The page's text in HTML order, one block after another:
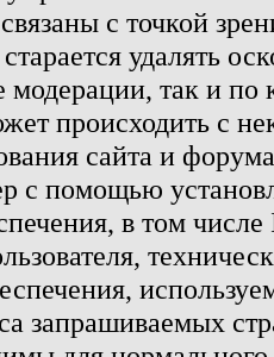
с точкой
удалять
модерации, так и по
происходить с
сайта и
с помощью
в том
запрашиваемых